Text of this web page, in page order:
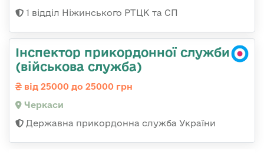
1 відділ Ніжинського РТЦК та СП
Інспектор прикордонної служби
(військова служба)
від 25000 до 25000 грн
Черкаси
Державна прикордонна служба України